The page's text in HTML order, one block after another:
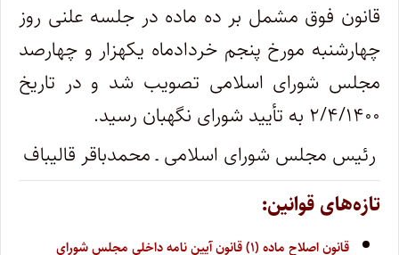
قانون فوق مشمل بر ده ماده در جلسه علنی روز
چهارشنبه مورخ پنجم خردادماه یکهزار و چهارصد
مجلس شورای اسلامی تصویب شد و در تاریخ
۲/۴/۱۴۰۰ به تأیید شورای نگهبان رسید.
رئیس مجلس شورای اسلامی ـ محمدباقر قالیباف
تازه‌های قوانین:
قانون اصلاح ماده (۱) قانون آیین نامه داخلی مجلس شورای